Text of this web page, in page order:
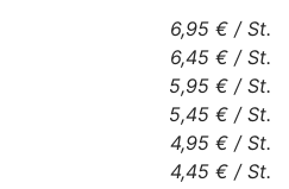
6,95 € / St.
6,45 € / St.
5,95 € / St.
5,45 € / St.
4,95 € / St.
4,45 € / St.